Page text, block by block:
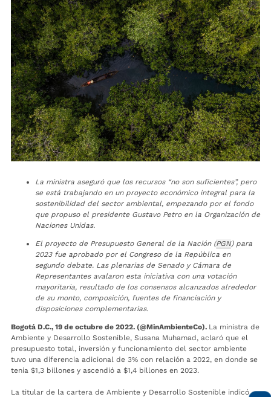
La ministra aseguró que los recursos “no son suficientes”, pero
se está trabajando en un proyecto económico integral para la
sostenibilidad del sector ambiental, empezando por el fondo
que propuso el presidente Gustavo Petro en la Organización de
Naciones Unidas.
El proyecto de Presupuesto General de la Nación (PGN) para
2023 fue aprobado por el Congreso de la República en
segundo debate. Las plenarias de Senado y Cámara de
Representantes avalaron esta iniciativa con una votación
mayoritaria, resultado de los consensos alcanzados alrededor
de su monto, composición, fuentes de financiación y
disposiciones complementarias.
Bogotá D.C., 19 de octubre de 2022. (@MinAmbienteCo). La ministra de
Ambiente y Desarrollo Sostenible, Susana Muhamad, aclaró que el
presupuesto total, inversión y funcionamiento del sector ambiente
tuvo una diferencia adicional de 3% con relación a 2022, en donde se
tenía $1,3 billones y ascendió a $1,4 billones en 2023.
La titular de la cartera de Ambiente y Desarrollo Sostenible indicó